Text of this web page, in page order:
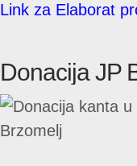
Link za Elaborat
Donacija JP